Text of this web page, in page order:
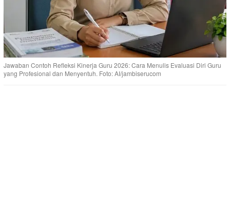
Jawaban Contoh Refleksi Kinerja Guru 2026: Cara Menulis Evaluasi Diri Guru
yang Profesional dan Menyentuh. Foto: AI/jambiserucom